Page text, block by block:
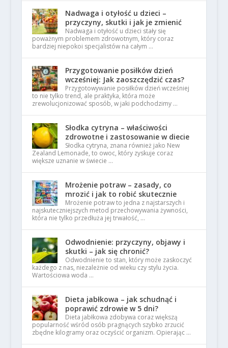
Nadwaga i otyłość u dzieci –
przyczyny, skutki i jak je zmienić
Nadwaga i otyłość u dzieci stały się
poważnym problemem zdrowotnym, który coraz
bardziej niepokoi specjalistów na całym …
Przygotowanie posiłków dzień
wcześniej: Jak zaoszczędzić czas?
Przygotowywanie posiłków dzień wcześniej
to nie tylko trend, ale praktyka, która może
zrewolucjonizować sposób, w jaki podchodzimy …
Słodka cytryna – właściwości
zdrowotne i zastosowanie w diecie
Słodka cytryna, znana również jako New
Zealand Lemonade, to owoc, który zyskuje coraz
większe uznanie w świecie …
Mrożenie potraw – zasady, co
mrozić i jak to robić skutecznie
Mrożenie potraw to jedna z najstarszych i
najskuteczniejszych metod przechowywania żywności,
która nie tylko przedłuża jej trwałość, …
Odwodnienie: przyczyny, objawy i
skutki – jak się chronić?
Odwodnienie to stan, który może zaskoczyć
każdego z nas, niezależnie od wieku czy stylu życia.
Wartościowa woda …
Dieta jabłkowa – jak schudnąć i
poprawić zdrowie w 5 dni?
Dieta jabłkowa zdobywa coraz większą
popularność wśród osób pragnących szybko zrzucić
zbędne kilogramy oraz oczyścić organizm. Opierając …